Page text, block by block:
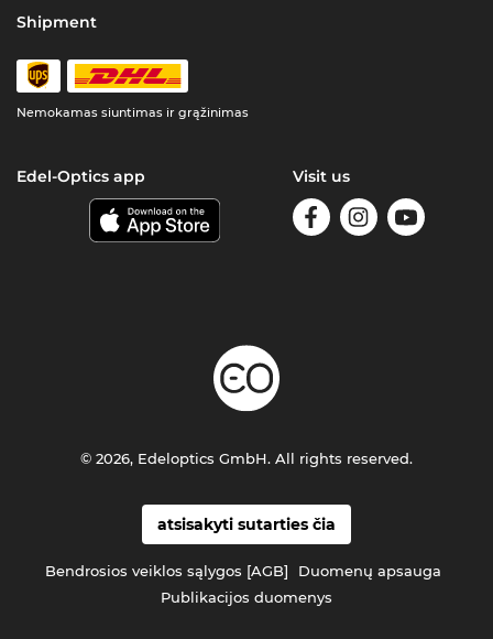
Shipment
Nemokamas siuntimas ir grąžinimas
Edel-Optics app Visit us
atsisakyti sutarties čia
Bendrosios veiklos sąlygos [AGB]
Duomenų apsauga
Publikacijos duomenys
© 2026, Edeloptics GmbH. All rights reserved.